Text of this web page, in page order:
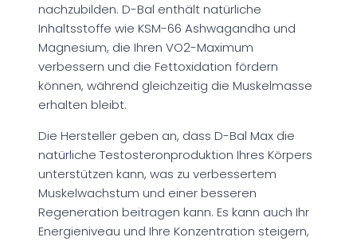
nachzubilden. D-Bal enthält natürliche
Inhaltsstoffe wie KSM-66 Ashwagandha und
Magnesium, die Ihren VO2-Maximum
verbessern und die Fettoxidation fördern
können, während gleichzeitig die Muskelmasse
erhalten bleibt.
Die Hersteller geben an, dass D-Bal Max die
natürliche Testosteronproduktion Ihres Körpers
unterstützen kann, was zu verbessertem
Muskelwachstum und einer besseren
Regeneration beitragen kann. Es kann auch Ihr
Energieniveau und Ihre Konzentration steigern,